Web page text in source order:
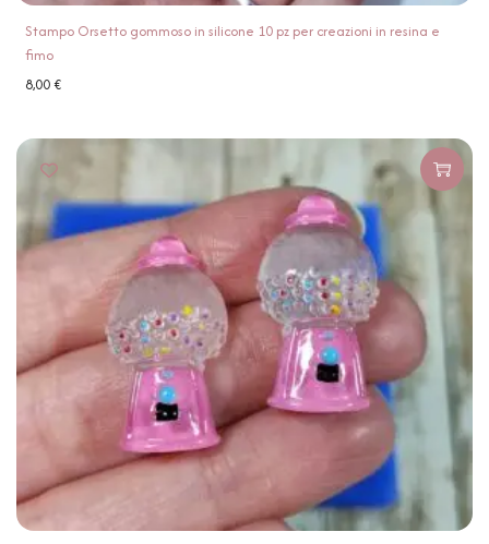
Stampo Orsetto gommoso in silicone 10 pz per creazioni in resina e
fimo
8,00€